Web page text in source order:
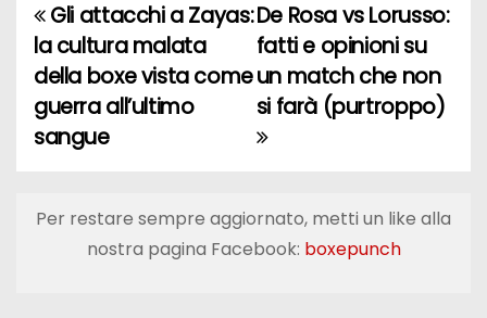
N
a
v
g
De Rosa vs Lorusso:
fatti e opinioni su
un match che non
si farà (purtroppo)
Gli attacchi a Zayas:
la cultura malata
della boxe vista come
guerra all’ultimo
sangue
Per restare sempre aggiornato, metti un like alla
nostra pagina Facebook: boxepunch